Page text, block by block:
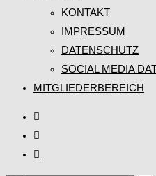
KONTAKT
IMPRESSUM
DATENSCHUTZ
SOCIAL MEDIA
MITGLIEDERBEREICH